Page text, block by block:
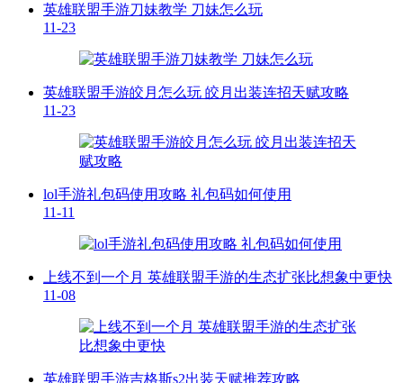
英雄联盟手游刀妹教学 刀妹怎么玩
11-23
英雄联盟手游皎月怎么玩 皎月出装连招天赋攻略
11-23
lol手游礼包码使用攻略 礼包码如何使用
11-11
上线不到一个月 英雄联盟手游的生态扩张比想象中更快
11-08
英雄联盟手游吉格斯s2出装天赋推荐攻略